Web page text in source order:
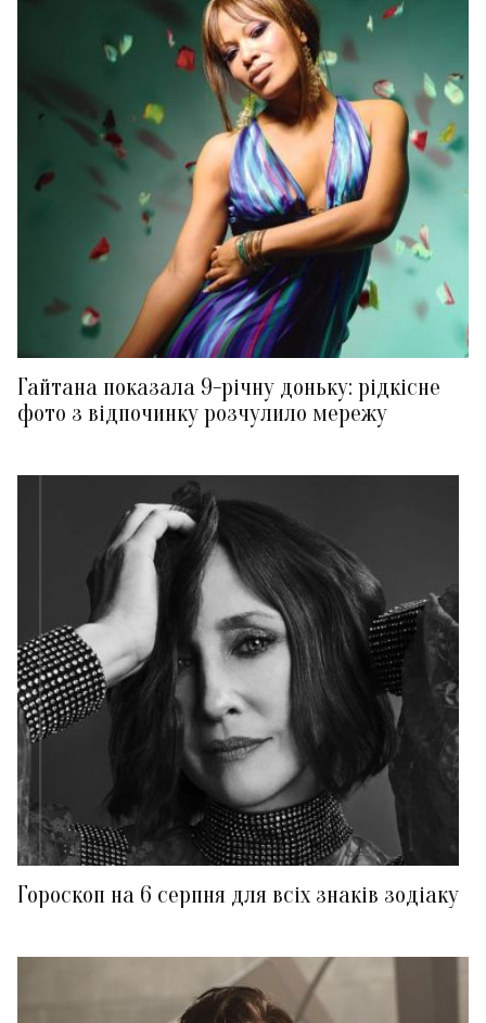
Гайтана показала 9-річну доньку: рідкісне
фото з відпочинку розчулило мережу
Гороскоп на 6 серпня для всіх знаків зодіаку